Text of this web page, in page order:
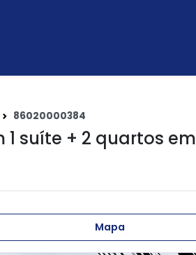
86020000384
suíte + 2 quartos em
Mapa